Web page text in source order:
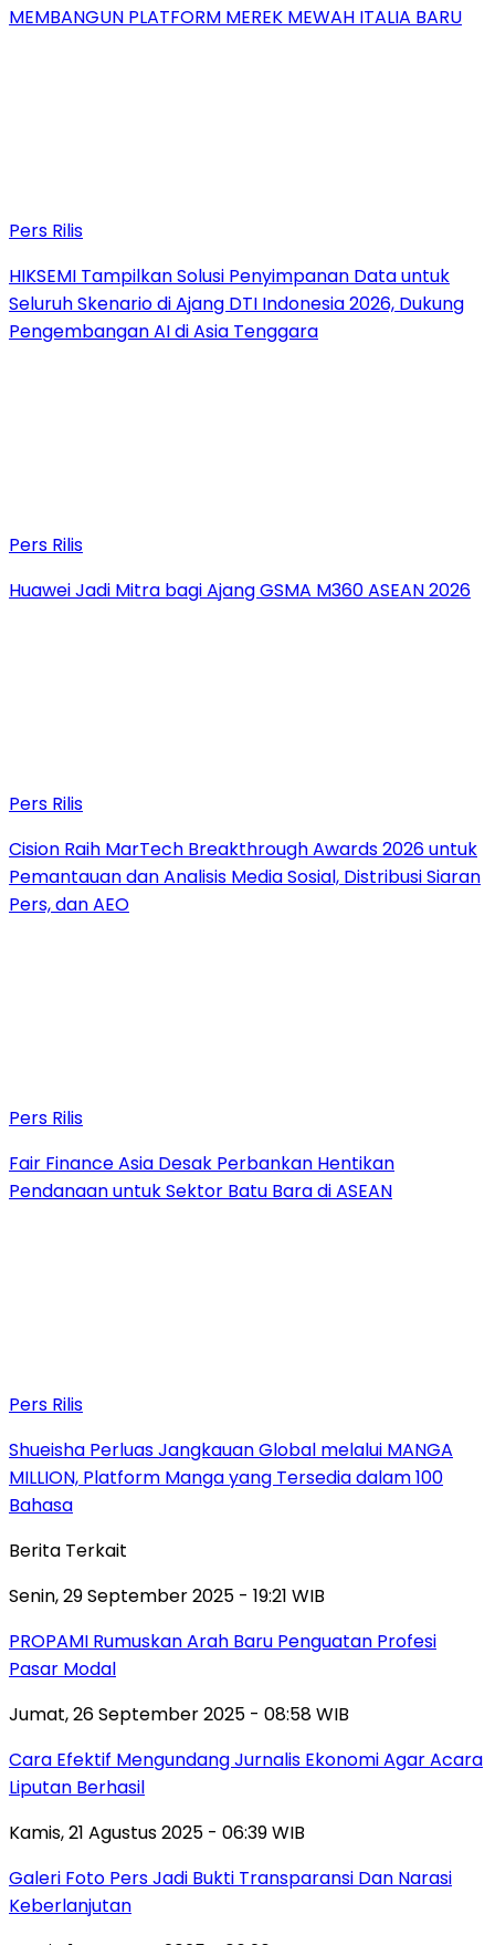
MEMBANGUN PLATFORM MEREK MEWAH ITALIA BARU
Pers Rilis
HIKSEMI Tampilkan Solusi Penyimpanan Data untuk
Seluruh Skenario di Ajang DTI Indonesia 2026, Dukung
Pengembangan AI di Asia Tenggara
Pers Rilis
Huawei Jadi Mitra bagi Ajang GSMA M360 ASEAN 2026
Pers Rilis
Cision Raih MarTech Breakthrough Awards 2026 untuk
Pemantauan dan Analisis Media Sosial, Distribusi Siaran
Pers, dan AEO
Pers Rilis
Fair Finance Asia Desak Perbankan Hentikan
Pendanaan untuk Sektor Batu Bara di ASEAN
Pers Rilis
Shueisha Perluas Jangkauan Global melalui MANGA
MILLION, Platform Manga yang Tersedia dalam 100
Bahasa
Berita Terkait
Senin, 29 September 2025 - 19:21 WIB
PROPAMI Rumuskan Arah Baru Penguatan Profesi
Pasar Modal
Jumat, 26 September 2025 - 08:58 WIB
Cara Efektif Mengundang Jurnalis Ekonomi Agar Acara
Liputan Berhasil
Kamis, 21 Agustus 2025 - 06:39 WIB
Galeri Foto Pers Jadi Bukti Transparansi Dan Narasi
Keberlanjutan